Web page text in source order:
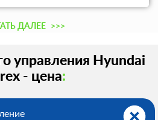
с рулевым управлением.
ДАЛЕЕ >>>
управления Hyundai
- цена: